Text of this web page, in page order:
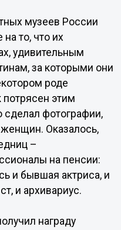
музеев России
то, что их
удивительным
за которыми они
роде
этим
сделал фотографии,
Оказалось,
–
на пенсии:
и бывшая актриса, и
и архивариус.
награду